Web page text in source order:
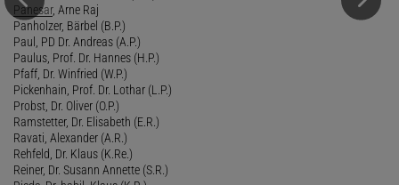
Panesar, Arne Raj
Panholzer, Bärbel (B.P.)
Paul, PD Dr. Andreas (A.P.)
Paulus, Prof. Dr. Hannes (H.P.)
Pfaff, Dr. Winfried (W.P.)
Pickenhain, Prof. Dr. Lothar (L.P.)
Probst, Dr. Oliver (O.P.)
Ramstetter, Dr. Elisabeth (E.R.)
Ravati, Alexander (A.R.)
Rehfeld, Dr. Klaus (K.Re.)
Reiner, Dr. Susann Annette (S.R.)